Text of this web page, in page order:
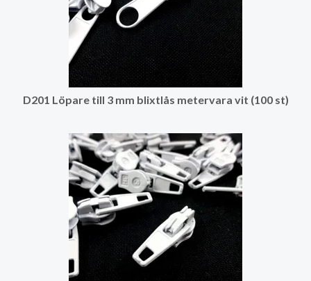
D201 Löpare till 3 mm blixtlås metervara vit (100 st)